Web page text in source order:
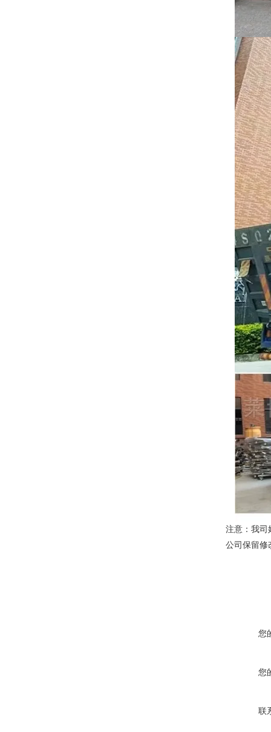
注意：我司
公司保留修
您
您
联